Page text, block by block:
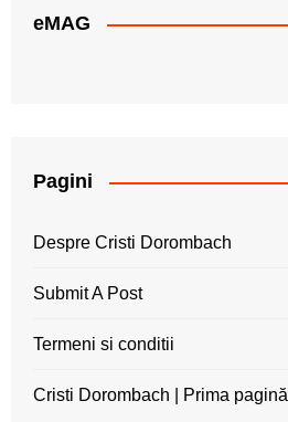
eMAG
Pagini
Despre Cristi Dorombach
Submit A Post
Termeni si conditii
Cristi Dorombach | Prima pagină